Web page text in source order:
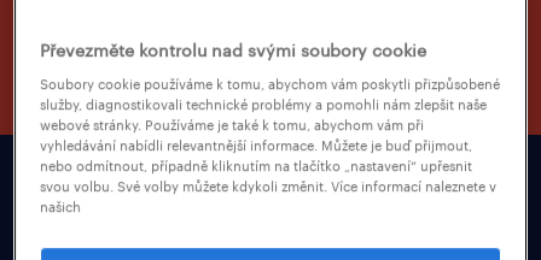
známého
hledám práci
Převezměte kontrolu nad svými soubory cookie
Soubory cookie používáme k tomu, abychom vám poskytli přizpůsobené
služby, diagnostikovali technické problémy a pomohli nám zlepšit naše
webové stránky. Používáme je také k tomu, abychom vám při
vyhledávání nabídli relevantnější informace. Můžete je buď přijmout,
nebo odmítnout, případně kliknutím na tlačítko „nastavení“ upřesnit
svou volbu. Své volby můžete kdykoli změnit. Více informací naleznete v
našich